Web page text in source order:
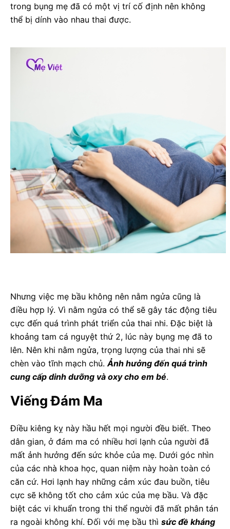
trong bụng mẹ đã có một vị trí cố định nên không
thể bị dính vào nhau thai được.
Nhưng việc mẹ bầu không nên nằm ngửa cũng là
điều hợp lý. Vì nằm ngửa có thể sẽ gây tác động tiêu
cực đến quá trình phát triển của thai nhi. Đặc biệt là
khoảng tam cá nguyệt thứ 2, lúc này bụng mẹ đã to
lên. Nên khi nằm ngửa, trọng lượng của thai nhi sẽ
chèn vào tĩnh mạch chủ.Ảnh hưởng đến quá trình
cung cấp dinh dưỡng và oxy cho em bé.
Viếng Đám Ma
Điều kiêng kỵ này hầu hết mọi người đều biết. Theo
dân gian, ở đám ma có nhiều hơi lạnh của người đã
mất ảnh hưởng đến sức khỏe của mẹ. Dưới góc nhìn
của các nhà khoa học, quan niệm này hoàn toàn có
căn cứ. Hơi lạnh hay những cảm xúc đau buồn, tiêu
cực sẽ không tốt cho cảm xúc của mẹ bầu. Và đặc
biệt các vi khuẩn trong thi thể người đã mất phân tán
ra ngoài không khí. Đối với mẹ bầu thì sức đề kháng